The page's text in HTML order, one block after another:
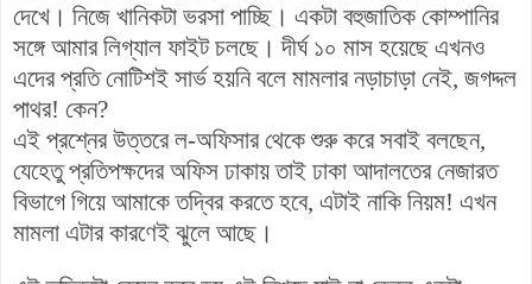
দেখে। নিজে খানিকটা ভরসা পাচ্ছি। একটা বহুজাতিক কোম্পানির
সঙ্গে আমার লিগ্যাল ফাইট চলছে। দীর্ঘ ১০ মাস হয়েছে এখনও
এদের প্রতি নোটিশই সার্ভ হয়নি বলে মামলার নড়াচাড়া নেই, জগদ্দল
পাথর! কেন?
এই প্রশ্নের উত্তরে ল-অফিসার থেকে শুরু করে সবাই বলছেন,
যেহেতু প্রতিপক্ষদের অফিস ঢাকায় তাই ঢাকা আদালতের নেজারত
বিভাগে গিয়ে আমাকে তদ্বির করতে হবে, এটাই নাকি নিয়ম! এখন
মামলা এটার কারণেই ঝুলে আছে।